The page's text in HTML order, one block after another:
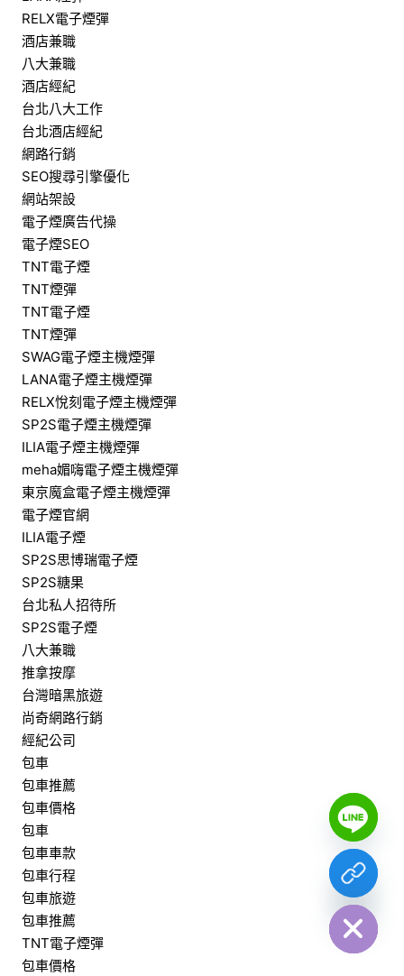
RELX電子煙彈
酒店兼職
八大兼職
酒店經紀
台北八大工作
台北酒店經紀
網路行銷
SEO搜尋引擎優化
網站架設
電子煙廣告代操
電子煙SEO
TNT電子煙
TNT煙彈
TNT電子煙
TNT煙彈
SWAG電子煙主機煙彈
LANA電子煙主機煙彈
RELX悅刻電子煙主機煙彈
SP2S電子煙主機煙彈
ILIA電子煙主機煙彈
meha媚嗨電子煙主機煙彈
東京魔盒電子煙主機煙彈
電子煙官網
ILIA電子煙
SP2S思博瑞電子煙
SP2S糖果
台北私人招待所
SP2S電子煙
八大兼職
推拿按摩
台灣暗黑旅遊
尚奇網路行銷
經紀公司
包車
包車推薦
包車價格
包車
包車車款
包車行程
包車旅遊
包車推薦
TNT電子煙彈
包車價格
H
I
D
C
H
A
T
Y